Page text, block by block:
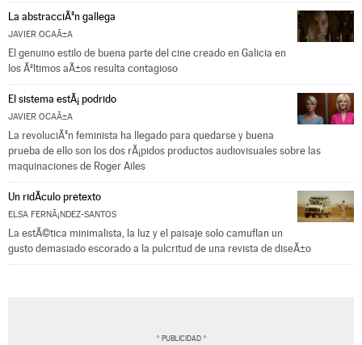
La abstracciÃ³n gallega
JAVIER OCAÃ±A
El genuino estilo de buena parte del cine creado en Galicia en
los Ãºltimos aÃ±os resulta contagioso
El sistema estÃ¡ podrido
JAVIER OCAÃ±A
La revoluciÃ³n feminista ha llegado para quedarse y buena
prueba de ello son los dos rÃ¡pidos productos audiovisuales sobre las
maquinaciones de Roger Ailes
Un ridÃ­culo pretexto
ELSA FERNÃ¡NDEZ-SANTOS
La estÃ©tica minimalista, la luz y el paisaje solo camuflan un
gusto demasiado escorado a la pulcritud de una revista de diseÃ±o